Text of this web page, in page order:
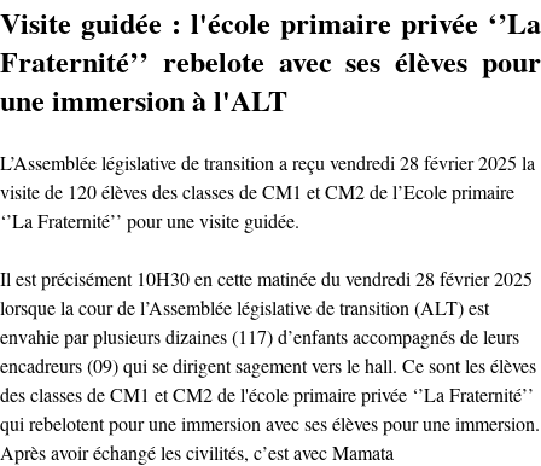
Visite guidée : l'école primaire privée ‘’La
Fraternité’’ rebelote avec ses élèves pour
une immersion à l'ALT
L’Assemblée législative de transition a reçu vendredi 28 février 2025 la
visite de 120 élèves des classes de CM1 et CM2 de l’Ecole primaire
‘’La Fraternité’’ pour une visite guidée.
Il est précisément 10H30 en cette matinée du vendredi 28 février 2025
lorsque la cour de l’Assemblée législative de transition (ALT) est
envahie par plusieurs dizaines (117) d’enfants accompagnés de leurs
encadreurs (09) qui se dirigent sagement vers le hall. Ce sont les élèves
des classes de CM1 et CM2 de l'école primaire privée ‘’La Fraternité’’
qui rebelotent pour une immersion avec ses élèves pour une immersion.
Après avoir échangé les civilités, c’est avec Mamata